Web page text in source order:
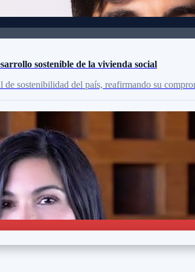
sostenible de la vivienda social
sostenibilidad del país, reafirmando su